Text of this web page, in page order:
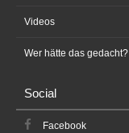
Videos
Wer hätte das gedacht?
Social
Facebook